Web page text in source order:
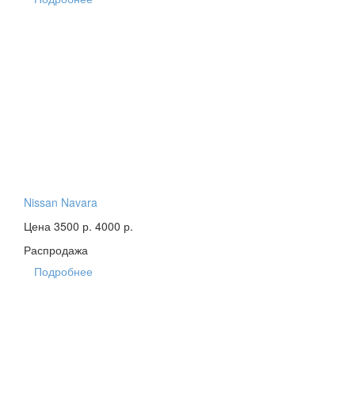
Nissan Navara
Цена 3500 р. 4000 р.
Распродажа
Подробнее